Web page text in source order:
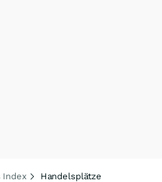
Index Handelsplätze